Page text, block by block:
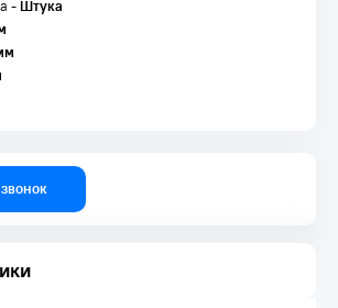
-Штука